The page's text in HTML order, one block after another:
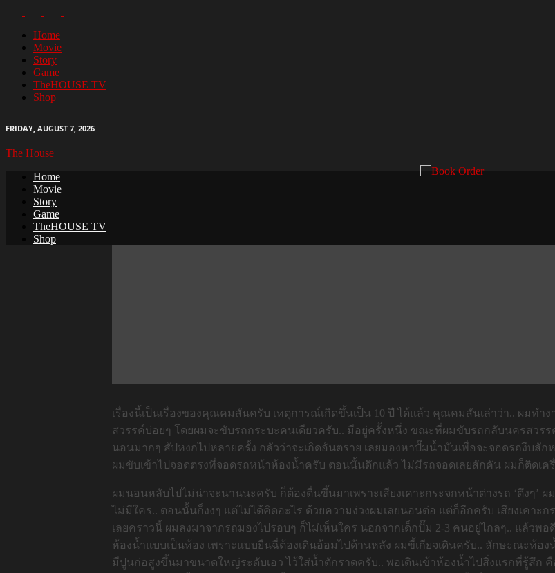
Home
Movie
Story
Game
TheHOUSE TV
Shop
FRIDAY, AUGUST 7, 2026
The House
Home
Movie
Story
Game
TheHOUSE TV
Shop
เรื่องนี้เป็นเรื่องของคุณคมสันครับ เหตุการณ์เกิดขึ้นเป็น 10 ปี ได้แล้ว คุณคมสันเล่าว่า.. ผมทำ
สวรรค์บ่อยๆ โดยผมจะขับรถกระบะคนเดียวครับ.. มีอยู่ครั้งหนึ่ง ขณะที่ผมขับรถกลับนครสวร
นอนมากๆ สัปหงกไปหลายครั้ง กลัวว่าจะเกิดอันตราย เลยมองหาปั๊มน้ำมันเพื่อจะจอดรถงีบสั
ผมขับเข้าไปจอดตรงที่จอดรถหน้าห้องน้ำครับ ตอนนั้นดึกแล้ว ไม่มีรถจอดเลยสักคัน ผมก็ติดเครื่
ผมนอนหลับไปไม่น่าจะนานนะครับ ก็ต้องตื่นขึ้นมาเพราะเสียงเคาะกระจกหน้าต่างรถ ‘ตึงๆ’
ไม่มีใคร.. ตอนนั้นก็งงๆ แต่ไม่ได้คิดอะไร ด้วยความง่วงผมเลยนอนต่อ แต่ก็อีกครับ เสียงเคาะก
เลยคราวนี้ ผมลงมาจากรถมองไปรอบๆ ก็ไม่เห็นใคร นอกจากเด็กปั๊ม 2-3 คนอยู่ไกลๆ.. แล้วพ
ห้องน้ำแบบเป็นห้อง เพราะแบบยืนฉี่ต้องเดินอ้อมไปด้านหลัง ผมขี้เกียจเดินครับ.. ลักษะณะห้อ
มีปูนก่อสูงขึ้นมาขนาดใหญ่ระดับเอว ไว้ใส่น้ำตักราดครับ.. พอเดินเข้าห้องน้ำไปสิ่งแรกที่รู้สึก